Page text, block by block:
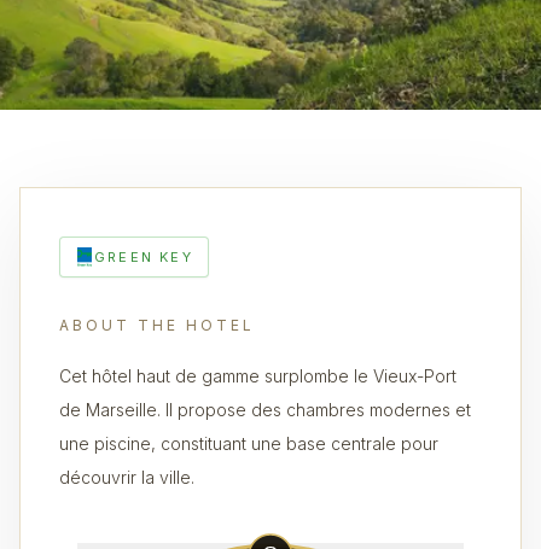
GREEN KEY
ABOUT THE HOTEL
Cet hôtel haut de gamme surplombe le Vieux-Port
de Marseille. Il propose des chambres modernes et
une piscine, constituant une base centrale pour
découvrir la ville.